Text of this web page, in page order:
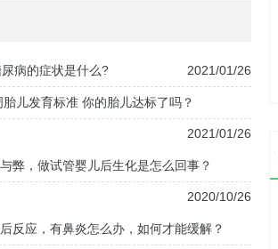
尿病的症状是什么? 2021/01/26
胎儿发育标准 你的胎儿达标了吗？
2021/01/26
弊，做试管婴儿后生化是怎么回事？
2020/10/26
反应，有鼻炎怎么办，如何才能缓解？